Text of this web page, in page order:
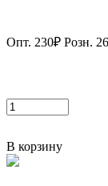
Опт. 230₽ Розн.
В корзину